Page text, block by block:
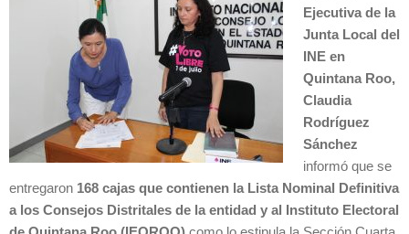
Ejecutiva de la
Junta Local del
INE en
Quintana Roo,
Claudia
Rodríguez
Sánchez
informó que se
entregaron 168 cajas que contienen la Lista Nominal Definitiva
a los Consejos Distritales de la entidad y al Instituto Electoral